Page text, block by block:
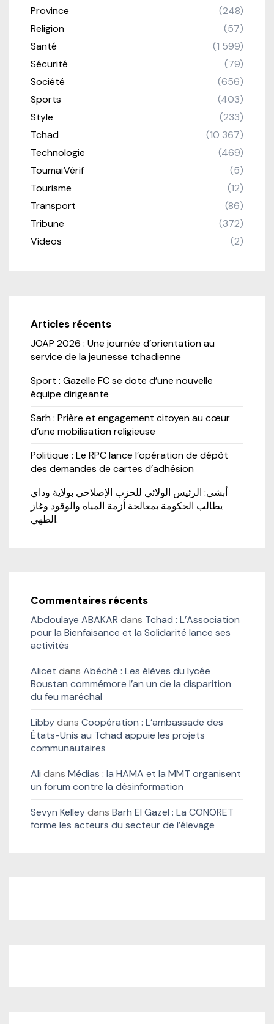
Province
(248)
Religion
(57)
Santé
(1 599)
Sécurité
(79)
Société
(656)
Sports
(403)
Style
(233)
Tchad
(10 367)
Technologie
(469)
ToumaïVérif
(5)
Tourisme
(12)
Transport
(86)
Tribune
(372)
Videos
(2)
Articles récents
JOAP 2026 : Une journée d’orientation au
service de la jeunesse tchadienne
Sport : Gazelle FC se dote d’une nouvelle
équipe dirigeante
Sarh : Prière et engagement citoyen au cœur
d’une mobilisation religieuse
Politique : Le RPC lance l’opération de dépôt
des demandes de cartes d’adhésion
أبشي: الرئيس الولائي للحزب الإصلاحي بولاية وداي
يطالب الحكومة بمعالجة أزمة المياه والوقود وغاز
الطهي.
Commentaires récents
Abdoulaye ABAKAR dans Tchad : L’Association
pour la Bienfaisance et la Solidarité lance ses
activités
Alicet dans Abéché : Les élèves du lycée
Boustan commémore l’an un de la disparition
du feu maréchal
Libbydans Coopération : L’ambassade des
États-Unis au Tchad appuie les projets
communautaires
Ali dans Médias : la HAMA et la MMT organisent
un forum contre la désinformation
Sevyn Kelleydans Barh El Gazel : La CONORET
forme les acteurs du secteur de l’élevage